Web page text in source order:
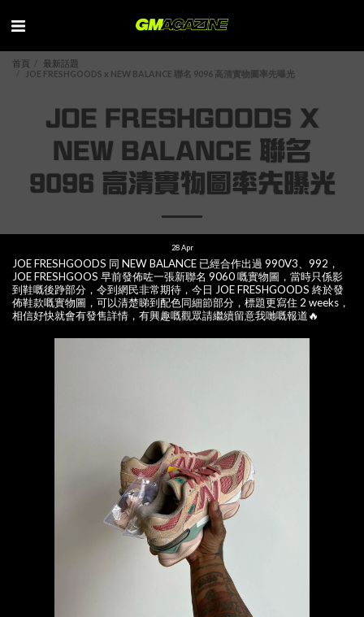
首頁
最新話題
JOE FRESHGOODS x NEW BALANCE 聯名 9096 高清實物圖率先曝光
JOE FRESHGOODS X
NEW BALANCE 聯名
9096 高清實物圖率先曝光
28Apr
JOE FRESHGOODS 同 NEW BALANCE 已經合作出過 990V3、992，
JOE FRESHGOOS 早前發佈咗一張新聯名 9060 嘅實物圖，當時只係影
到鞋嘅後踭部分，令到網民非常期待，今日 JOE FRESHGOODS 終於發
佈鞋款嘅實物圖，可以清楚睇到配色同細節部分，標題更寫住 2 weeks，
相信好快就會有發售詳情，有興趣嘅觀眾請繼續留意我哋嘅報道🔥